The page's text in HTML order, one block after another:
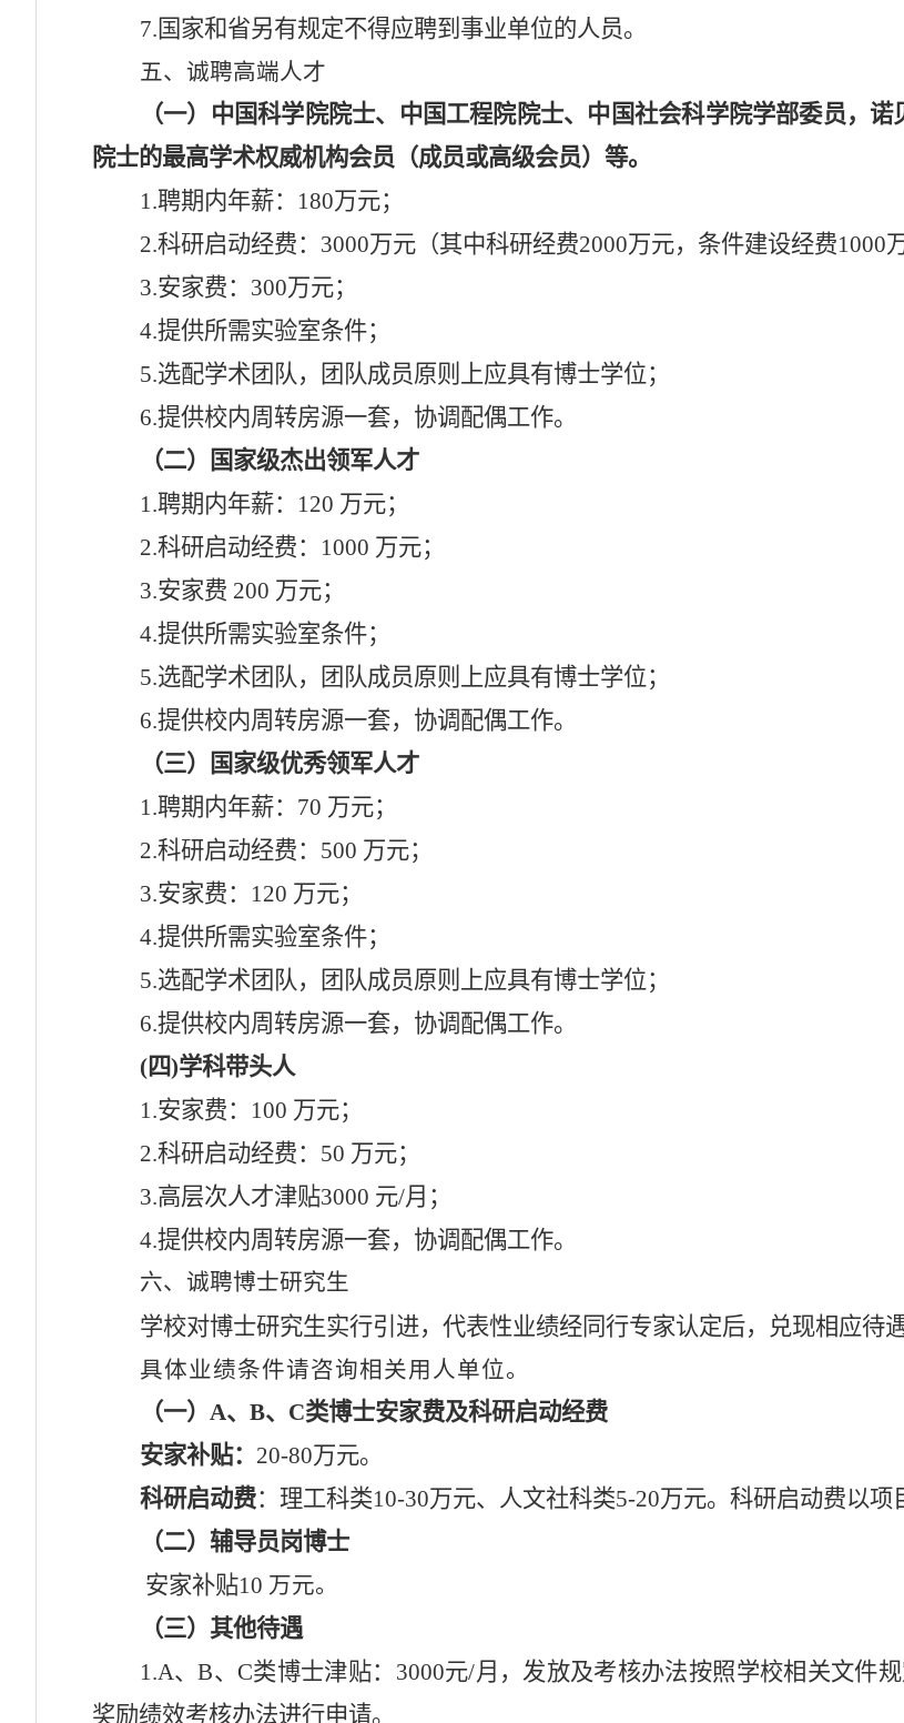
7.国家和省另有规定不得应聘到事业单位的人员。
五、诚聘高端人才
（一）中国科学院院士、中国工程院院士、 中国社会科学院学部委员，诺
院士的最高学术权威机构会员（成员或高级会员） 等。
1.聘期内年薪： 180万元；
2.科研启动经费： 3000万元（其中科研经费2000万元，条件建设经费1000
3.安家费： 300万元；
4.提供所需实验室条件；
5.选配学术团队，团队成员原则上应具有博士学位；
6.提供校内周转房源一套， 协调配偶工作。
（二）
国家级杰出领军人才
1.聘期内年薪： 120 万元；
2.科研启动经费： 1000 万元；
3.安家费 200 万元；
4.提供所需实验室条件；
5.选配学术团队，团队成员原则上应具有博士学位；
6.提供校内周转房源一套， 协调配偶工作。
（三）国家级优秀领军人才
1.聘期内年薪： 70 万元；
2.科研启动经费： 500 万元；
3.安家费： 120 万元；
4.提供所需实验室条件；
5.选配学术团队，团队成员原则上应具有博士学位；
6.提供校内周转房源一套， 协调配偶工作。
(四)学科带头人
1.安家费： 100 万元；
2.科研启动经费： 50 万元；
3.高层次人才津贴3000 元/月；
4.提供校内周转房源一套， 协调配偶工作。
六、诚聘博士研究生
学校对博士研究生实行引进，代表性业绩经同行专家认定后，兑现相应待
具体业绩条件请咨询相关用人单位。
（一） A、B、C类博士安家费及科研启动经费
安家补贴： 20-80万元。
科研启动费：理工科类10-30万元、人文社科类5-20万元。科研启动费以项
（二） 辅导员岗博士
安家补贴10 万元。
（三） 其他待遇
1.A、B、C类博士津贴： 3000元/月，发放及考核办法按照学校相关文件
奖励绩效考核办法进行申请。